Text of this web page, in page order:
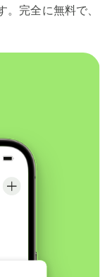
完全に無料で、